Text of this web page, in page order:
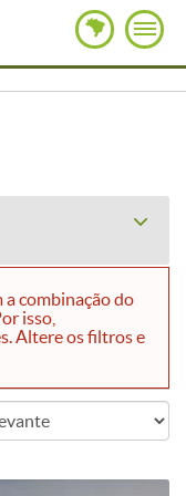
a combinação do
isso,
Altere os filtros e